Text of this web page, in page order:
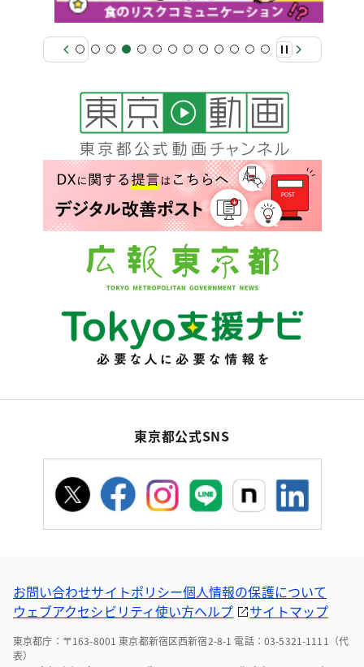
東京都公式SNS
お問い合わせサイトポリシー個人情報の保護について
ウェブアクセシビリティ使い方ヘルプ サイトマップ
東京都庁：〒163-8001 東京都新宿区西新宿2-8-1 電話：03-5321-1111（代
表）